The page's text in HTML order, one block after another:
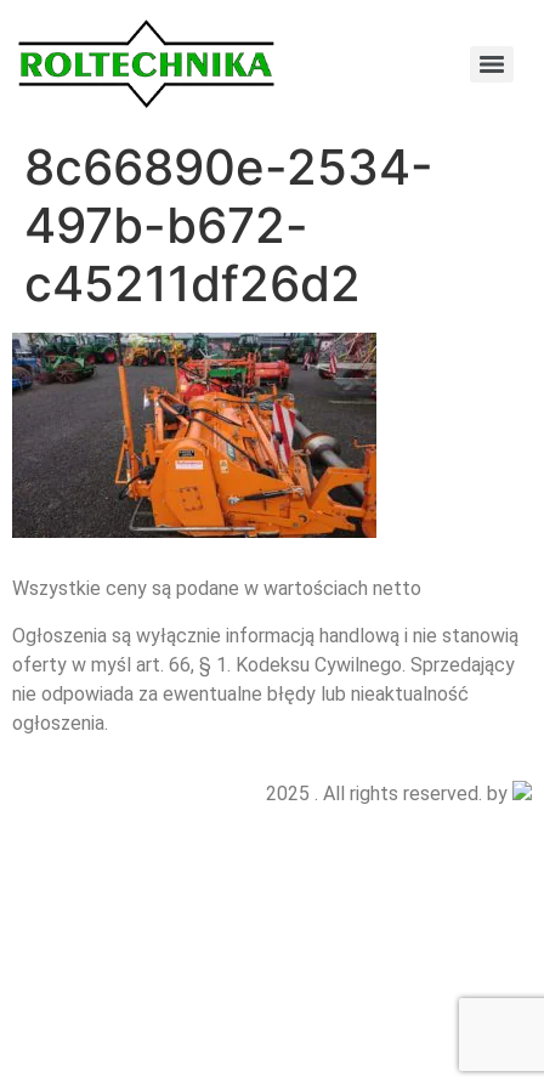
8c66890e-2534-
497b-b672-
c45211df26d2
Wszystkie ceny są podane w wartościach netto
Ogłoszenia są wyłącznie informacją handlową i nie stanowią
oferty w myśl art. 66, § 1. Kodeksu Cywilnego. Sprzedający
nie odpowiada za ewentualne błędy lub nieaktualność
ogłoszenia.
2025 . All rights reserved. by